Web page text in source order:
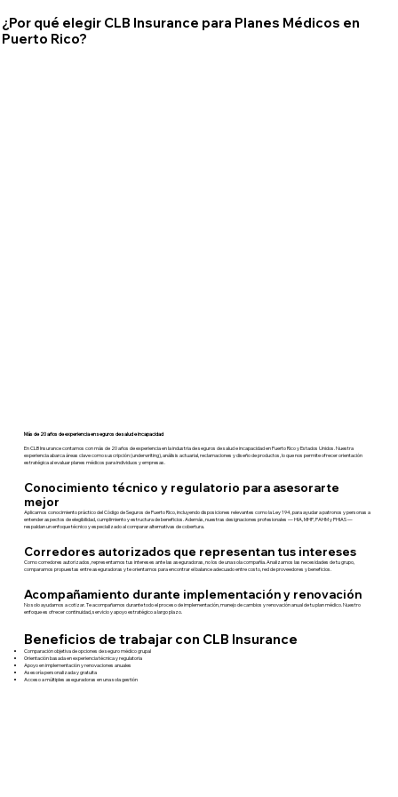
¿Por qué elegir CLB Insurance para Planes Médicos en
Puerto Rico?
Más de 20 años de experiencia en seguros de salud e incapacidad
En CLB Insurance contamos con más de 20 años de experiencia en la industria de seguros de salud e incapacidad en Puerto Rico y Estados Unidos. Nuestra
experiencia abarca áreas clave como suscripción (underwriting), análisis actuarial, reclamaciones y diseño de productos, lo que nos permite ofrecer orientación
estratégica al evaluar planes médicos para individuos y empresas.
Conocimiento técnico y regulatorio para asesorarte
mejor
Aplicamos conocimiento práctico del Código de Seguros de Puerto Rico, incluyendo disposiciones relevantes como la Ley 194, para ayudar a patronos y personas a
entender aspectos de elegibilidad, cumplimiento y estructura de beneficios. Además, nuestras designaciones profesionales — HIA, MHP, PAHM y PHIAS —
respaldan un enfoque técnico y especializado al comparar alternativas de cobertura.
Corredores autorizados que representan tus intereses
Como corredores autorizados, representamos tus intereses ante las aseguradoras, no los de una sola compañía. Analizamos las necesidades de tu grupo,
comparamos propuestas entre aseguradoras y te orientamos para encontrar el balance adecuado entre costo, red de proveedores y beneficios.
Acompañamiento durante implementación y renovación
No solo ayudamos a cotizar. Te acompañamos durante todo el proceso de implementación, manejo de cambios y renovación anual de tu plan médico. Nuestro
enfoque es ofrecer continuidad, servicio y apoyo estratégico a largo plazo.
Beneficios de trabajar con CLB Insurance
Comparación objetiva de opciones de seguro médico grupal
Orientación basada en experiencia técnica y regulatoria
Apoyo en implementación y renovaciones anuales
Asesoría personalizada y gratuita
Acceso a múltiples aseguradoras en una sola gestión